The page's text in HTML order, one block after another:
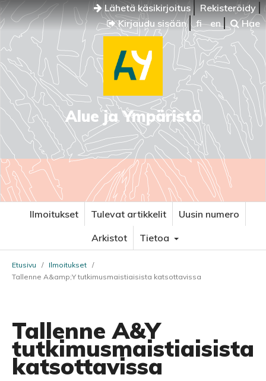
Lähetä käsikirjoitus
Rekisteröidy
Kirjaudu sisään
fi en Hae
Alue ja Ympäristö
Ilmoitukset Tulevat artikkelit
Uusin numero
Arkistot
Tietoa
Etusivu / Ilmoitukset /
Tallenne A&amp;Y tutkimusmaistiaisista katsottavissa
Tallenne A&Y
tutkimusmaistiaisista
katsottavissa